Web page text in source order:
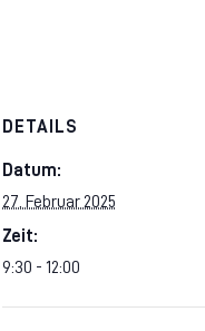
DETAILS
Datum:
27. Februar 2025
Zeit:
9:30 - 12:00